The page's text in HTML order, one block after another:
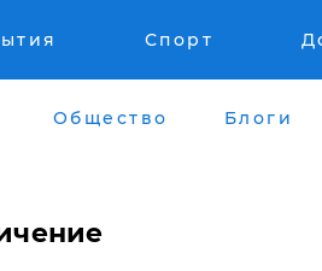
Спорт
Общество Блоги